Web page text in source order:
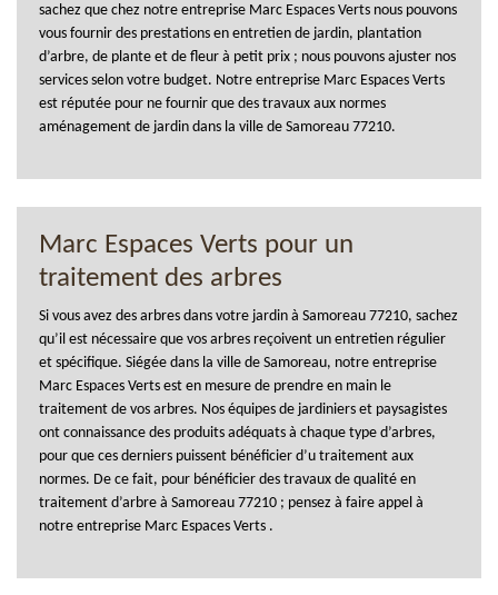
sachez que chez notre entreprise Marc Espaces Verts nous pouvons
vous fournir des prestations en entretien de jardin, plantation
d’arbre, de plante et de fleur à petit prix ; nous pouvons ajuster nos
services selon votre budget. Notre entreprise Marc Espaces Verts
est réputée pour ne fournir que des travaux aux normes
aménagement de jardin dans la ville de Samoreau 77210.
Marc Espaces Verts pour un
traitement des arbres
Si vous avez des arbres dans votre jardin à Samoreau 77210, sachez
qu’il est nécessaire que vos arbres reçoivent un entretien régulier
et spécifique. Siégée dans la ville de Samoreau, notre entreprise
Marc Espaces Verts est en mesure de prendre en main le
traitement de vos arbres. Nos équipes de jardiniers et paysagistes
ont connaissance des produits adéquats à chaque type d’arbres,
pour que ces derniers puissent bénéficier d’u traitement aux
normes. De ce fait, pour bénéficier des travaux de qualité en
traitement d’arbre à Samoreau 77210 ; pensez à faire appel à
notre entreprise Marc Espaces Verts .